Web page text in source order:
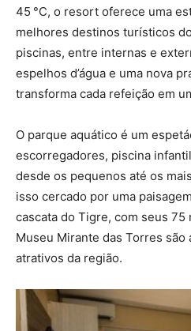
45 °C, o resort oferece uma
melhores destinos turísticos
piscinas, entre internas e
espelhos d’água e uma nova
transforma cada refeição em
O parque aquático é um
escorregadores, piscina
desde os pequenos até os
isso cercado por uma
cascata do Tigre, com seus 75
Museu Mirante das Torres são
atrativos da região.